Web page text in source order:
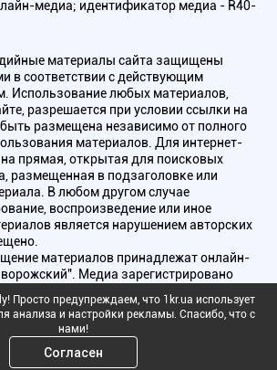
медиа; идентификатор медиа - R40-
материалы сайта защищены
в соответствии с действующим
Использование любых материалов,
разрешается при условии ссылки на
размещена независимо от полного
материалов. Для интернет-
прямая, открытая для поисковых
размещенная в подзаголовке или
В любом другом случае
воспроизведение или иное
является нарушением авторских
материалов принадлежат онлайн-
Медиа зарегистрировано
Украины по вопросам телевидения и
2010 - 2026 Все права защищены
Просто предупреждаем, что 1kr.ua использует
анализа и настройки рекламы. Спасибо, что с
нами!
Согласен